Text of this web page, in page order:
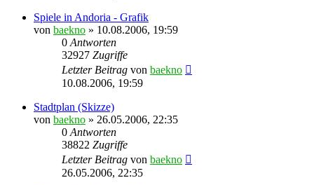
Spiele in Andoria - Grafik
von baekno » 10.08.2006, 19:59
0 Antworten
32927 Zugriffe
Letzter Beitrag von baekno
10.08.2006, 19:59
Stadtplan (Skizze)
von baekno » 26.05.2006, 22:35
0 Antworten
38822 Zugriffe
Letzter Beitrag von baekno
26.05.2006, 22:35